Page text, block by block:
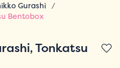
Gurashi
Bentobox
Tonkatsu